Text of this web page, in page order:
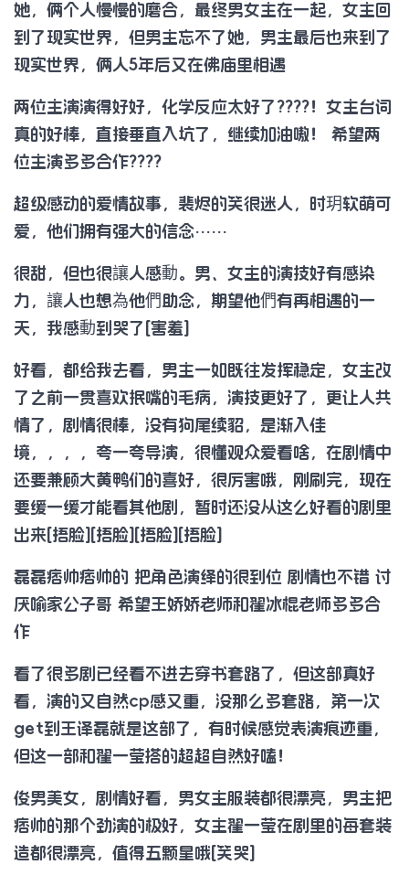
她，俩个人慢慢的磨合，最终男女主在一起，女主回
到了现实世界，但男主忘不了她，男主最后也来到了
现实世界，俩人5年后又在佛庙里相遇
两位主演演得好好，化学反应太好了????！女主台词
真的好棒，直接垂直入坑了，继续加油嗷！ 希望两
位主演多多合作????
超级感动的爱情故事，裴烬的笑很迷人，时玥软萌可
爱，他们拥有强大的信念……
很甜，但也很讓人感動。男、女主的演技好有感染
力，讓人也想為他們助念，期望他們有再相遇的一
天，我感動到哭了[害羞]
好看，都给我去看，男主一如既往发挥稳定，女主改
了之前一贯喜欢抿嘴的毛病，演技更好了，更让人共
情了，剧情很棒，没有狗尾续貂，是渐入佳
境，，，，夸一夸导演，很懂观众爱看啥，在剧情中
还要兼顾大黄鸭们的喜好，很厉害哦，刚刷完，现在
要缓一缓才能看其他剧，暂时还没从这么好看的剧里
出来[捂脸][捂脸][捂脸][捂脸]
磊磊痞帅痞帅的 把角色演绎的很到位 剧情也不错 讨
厌喻家公子哥 希望王娇娇老师和翟冰棍老师多多合
作
看了很多剧已经看不进去穿书套路了，但这部真好
看，演的又自然cp感又重，没那么多套路，第一次
get到王译磊就是这部了，有时候感觉表演痕迹重，
但这一部和翟一莹搭的超超自然好嗑！
俊男美女，剧情好看，男女主服装都很漂亮，男主把
痞帅的那个劲演的极好，女主翟一莹在剧里的每套装
造都很漂亮，值得五颗星哦[笑哭]